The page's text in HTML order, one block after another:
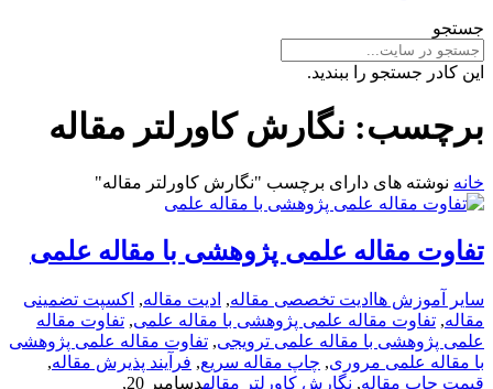
جستجو
این کادر جستجو را ببندید.
برچسب: نگارش کاورلتر مقاله
خانه نوشته های دارای برچسب "نگارش کاورلتر مقاله"
تفاوت مقاله علمی پژوهشی با مقاله علمی
سایر آموزش ها ادیت تخصصی مقاله, ادیت مقاله, اکسپت تضمینی
مقاله, تفاوت مقاله علمی پژوهشی با مقاله علمی, تفاوت مقاله
علمی پژوهشی با مقاله علمی ترویجی, تفاوت مقاله علمی پژوهشی
با مقاله علمی مروری, چاپ مقاله سریع, فرآیند پذیرش مقاله,
قیمت چاپ مقاله, نگارش کاورلتر مقاله
دسامبر 20,